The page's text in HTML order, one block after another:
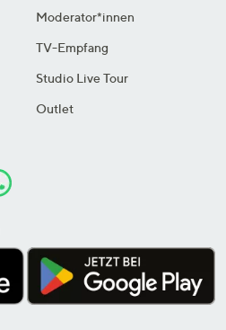
Moderator*innen
TV-Empfang
Studio Live Tour
Outlet